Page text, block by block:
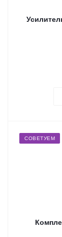
СОВЕТУЕМ